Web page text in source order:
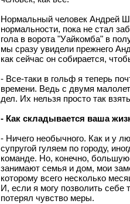
Нормальный человек Андрей
нормальности, пока не стал
гола в ворота "Уайкомба" в
мы сразу увидели прежнего
как сейчас он собирается,
- Все-таки в гольф я теперь
времени. Ведь с двумя
дел. Их нельзя просто так
- Как складывается ваша
- Ничего необычного. Как и у
супругой гуляем по городу,
команде. Но, конечно,
занимают семья и дом, мои
которому всего несколько
И, если я могу позволить себе
потерял чувство меры.